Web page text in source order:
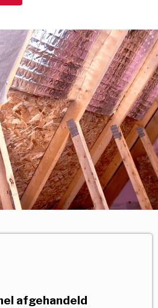
afgehandeld